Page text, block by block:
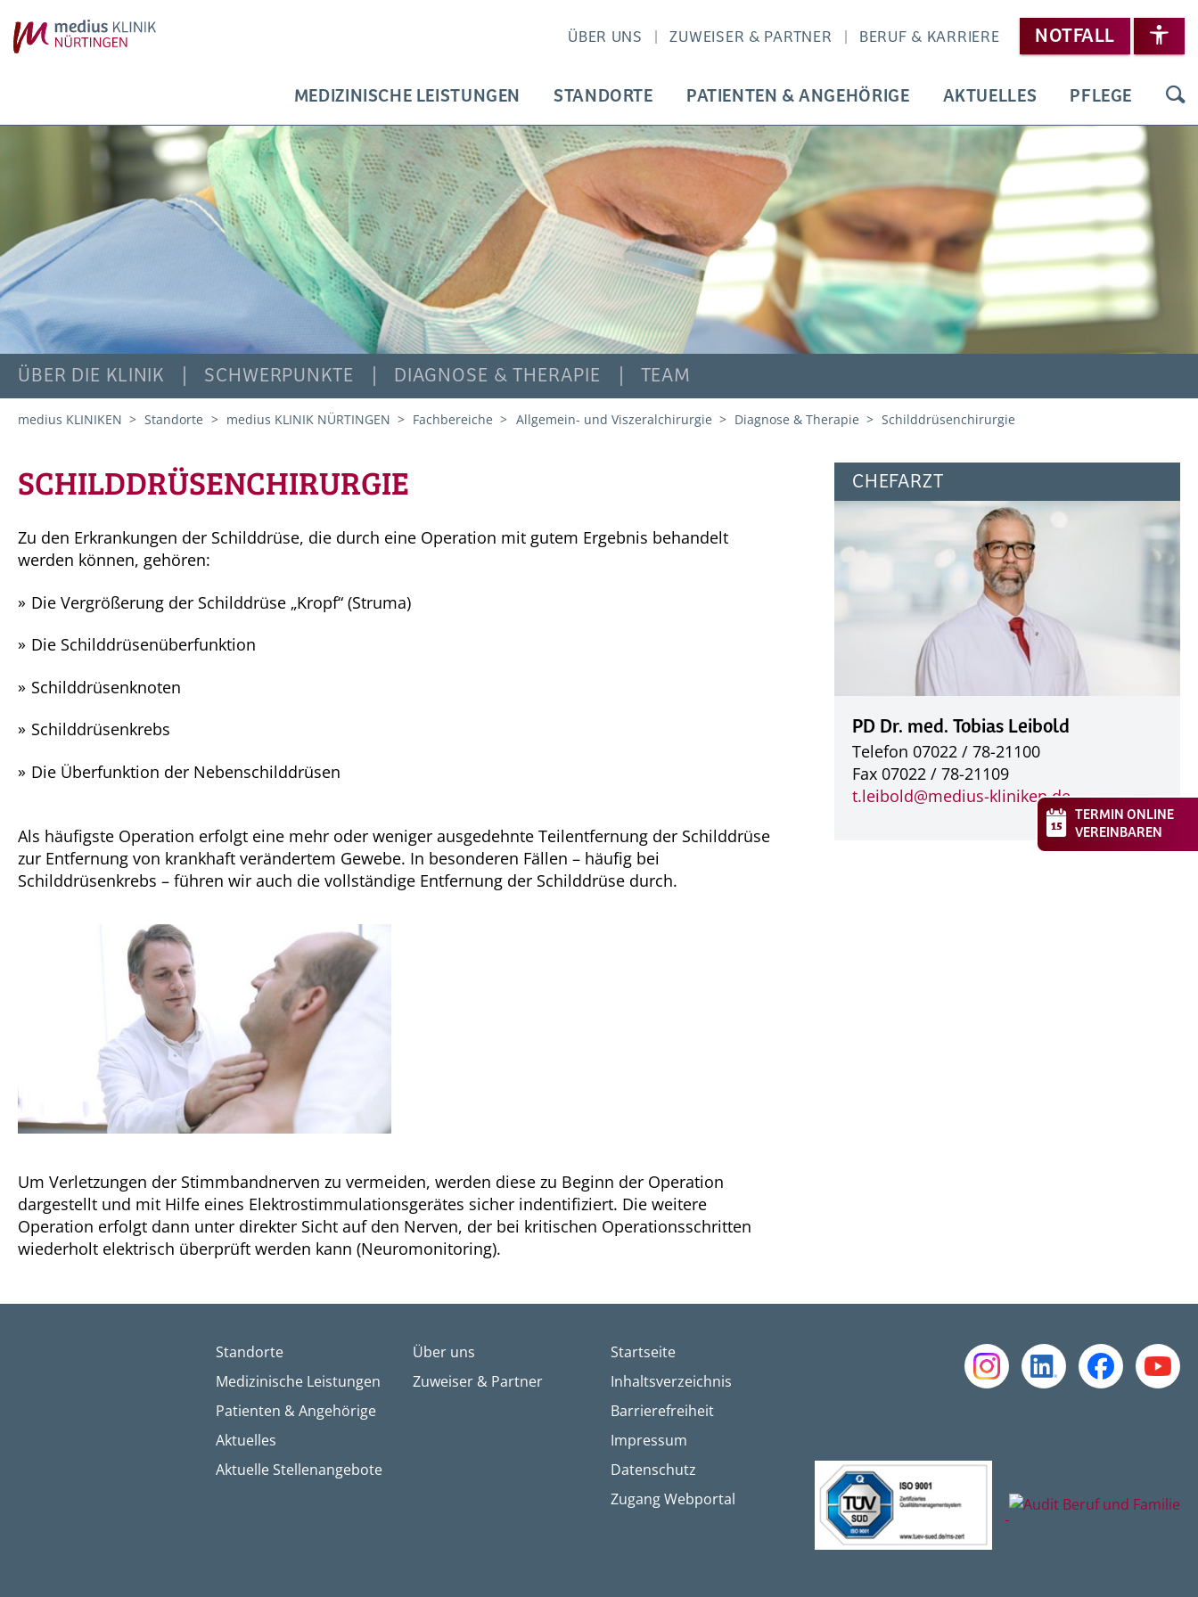
ÜBER UNS ZUWEISER & PARTNER BERUF & KARRIERE NOTFALL
MEDIZINISCHE LEISTUNGEN STANDORTE PATIENTEN & ANGEHÖRIGE AKTUELLES PFLEGE
ÜBER DIE KLINIK SCHWERPUNKTE DIAGNOSE & THERAPIE TEAM
medius KLINIKEN Standorte medius KLINIK NÜRTINGEN Fachbereiche Allgemein- und Viszeralchirurgie Diagnose & Therapie Schilddrüsenchirurgie
SCHILDDRÜSENCHIRURGIE
Zu den Erkrankungen der Schilddrüse, die durch eine Operation mit gutem Ergebnis behandelt
werden können, gehören:
Die Vergrößerung der Schilddrüse „Kropf“ (Struma)
Die Schilddrüsenüberfunktion
Schilddrüsenknoten
Schilddrüsenkrebs
Die Überfunktion der Nebenschilddrüsen
Als häufigste Operation erfolgt eine mehr oder weniger ausgedehnte Teilentfernung der Schilddrüse
zur Entfernung von krankhaft verändertem Gewebe. In besonderen Fällen – häufig bei
Schilddrüsenkrebs – führen wir auch die vollständige Entfernung der Schilddrüse durch.
Um Verletzungen der Stimmbandnerven zu vermeiden, werden diese zu Beginn der Operation
dargestellt und mit Hilfe eines Elektrostimmulationsgerätes sicher indentifiziert. Die weitere
Operation erfolgt dann unter direkter Sicht auf den Nerven, der bei kritischen Operationsschritten
wiederholt elektrisch überprüft werden kann (Neuromonitoring).
CHEFARZT
PD Dr. med. Tobias Leibold
Telefon 07022 / 78-21100
Fax 07022 / 78-21109
t.leibold@medius-kliniken.de
TERMIN ONLINE
VEREINBAREN
Standorte
Medizinische Leistungen
Patienten & Angehörige
Aktuelles
Aktuelle Stellenangebote
Über uns
Zuweiser & Partner
Startseite
Inhaltsverzeichnis
Barrierefreiheit
Impressum
Datenschutz
Zugang Webportal